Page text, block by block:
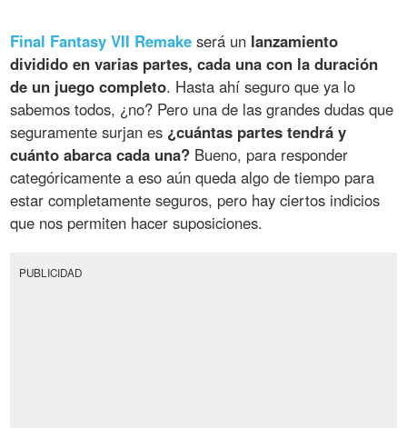
Final Fantasy VII Remake será un lanzamiento
dividido en varias partes, cada una con la duración
de un juego completo. Hasta ahí seguro que ya lo
sabemos todos, ¿no? Pero una de las grandes dudas que
seguramente surjan es ¿cuántas partes tendrá y
cuánto abarca cada una? Bueno, para responder
categóricamente a eso aún queda algo de tiempo para
estar completamente seguros, pero hay ciertos indicios
que nos permiten hacer suposiciones.
PUBLICIDAD